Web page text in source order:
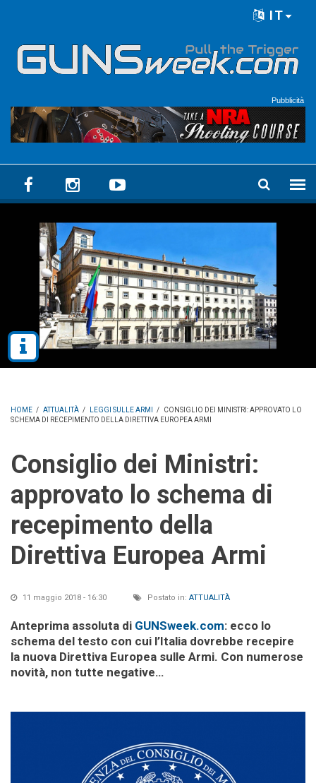
IT
Pubblicità
HOME / ATTUALITÀ / LEGGI SULLE ARMI /
CONSIGLIO DEI MINISTRI: APPROVATO LO
SCHEMA DI RECEPIMENTO DELLA DIRETTIVA EUROPEA ARMI
Consiglio dei Ministri:
approvato lo schema di
recepimento della
Direttiva Europea Armi
11 maggio 2018 - 16:30 Postato in: ATTUALITÀ
Anteprima assoluta di GUNSweek.com: ecco lo
schema del testo con cui l’Italia dovrebbe recepire
la nuova Direttiva Europea sulle Armi. Con numerose
novità, non tutte negative…